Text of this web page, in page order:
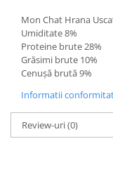
Mon Chat Hrana
Umiditate 8%
Proteine brute 28%
Grăsimi brute 10%
Cenușă brută 9%
Informatii
Review-uri(0)